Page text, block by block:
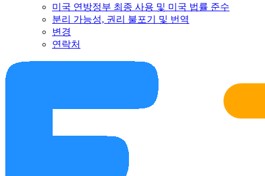
미국 연방정부 최종 사용 및 미국 법률 준수
분리 가능성, 권리 불포기 및 번역
변경
연락처